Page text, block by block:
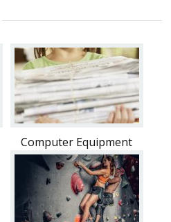
Computer Equipment